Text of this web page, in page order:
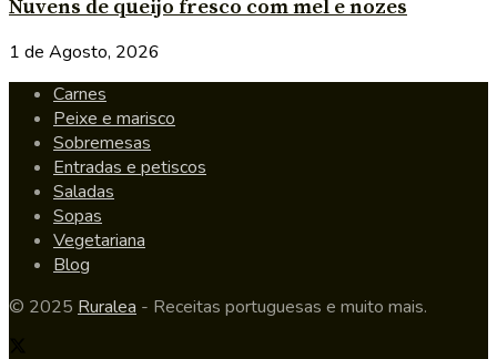
Nuvens de queijo fresco com mel e nozes
1 de Agosto, 2026
Carnes
Peixe e marisco
Sobremesas
Entradas e petiscos
Saladas
Sopas
Vegetariana
Blog
© 2025 Ruralea - Receitas portuguesas e muito mais.